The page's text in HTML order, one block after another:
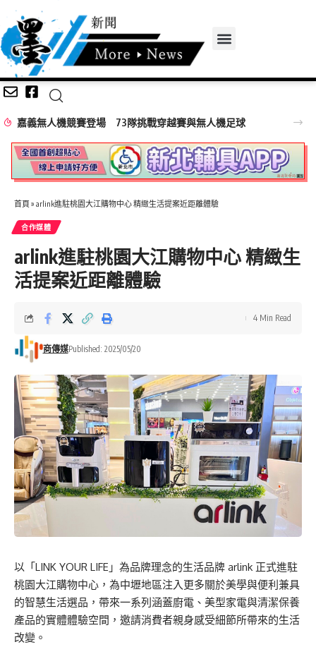
嘉義無人機競賽登場 73隊挑戰穿越賽與無人機足球
首頁 » arlink進駐桃園大江購物中心 精緻生活提案近距離體驗
合作媒體
arlink進駐桃園大江購物中心 精緻生
活提案近距離體驗
商傳媒Published: 2025/05/20
4 Min Read
以「LINK YOUR LIFE」為品牌理念的生活品牌 arlink 正式進駐
桃園大江購物中心，為中壢地區注入更多關於美學與便利兼具
的智慧生活選品，帶來一系列涵蓋廚電、美型家電與清潔保養
產品的實體體驗空間，邀請消費者親身感受細節所帶來的生活
改變。